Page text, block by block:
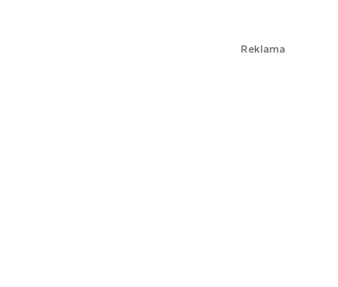
Reklama